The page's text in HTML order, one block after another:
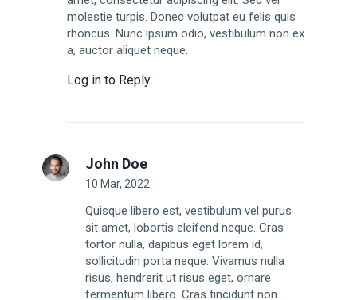
molestie turpis. Donec volutpat eu felis quis
rhoncus. Nunc ipsum odio, vestibulum non ex
a, auctor aliquet neque.
Log in to Reply
John Doe
10 Mar, 2022
Quisque libero est, vestibulum vel purus
sit amet, lobortis eleifend neque. Cras
tortor nulla, dapibus eget lorem id,
sollicitudin porta neque. Vivamus nulla
risus, hendrerit ut risus eget, ornare
fermentum libero. Cras tincidunt non